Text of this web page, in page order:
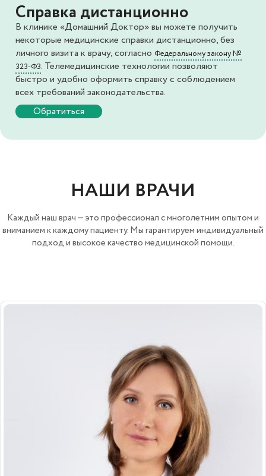
Справка дистанционно
В клинике «Домашний Доктор» вы можете получить
некоторые медицинские справки дистанционно, без
личного визита к врачу, согласно Федеральному закону №
323-ФЗ. Телемедицинские технологии позволяют
быстро и удобно оформить справку с соблюдением
всех требований законодательства.
Обратиться
НАШИ ВРАЧИ
Каждый наш врач — это профессионал с многолетним опытом и
вниманием к каждому пациенту. Мы гарантируем индивидуальный
подход и высокое качество медицинской помощи.